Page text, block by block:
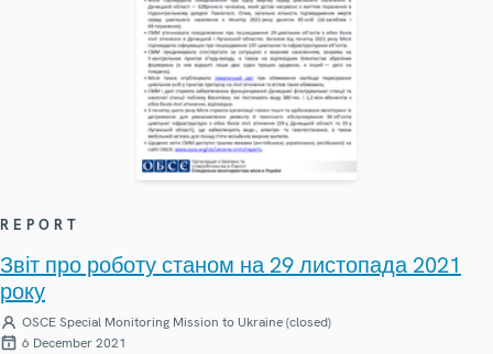
REPORT
Звіт про роботу станом на 29 листопада 2021
року
OSCE Special Monitoring Mission to Ukraine (closed)
6 December 2021